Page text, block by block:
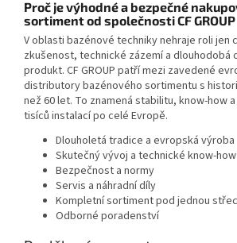
Proč je výhodné a bezpečné
sortiment od společnosti CF GROUP
V oblasti bazénové techniky nehraje roli jen
zkušenost, technické zázemí a dlouhodobá
produkt. CF GROUP patří mezi zavedené
distributory bazénového sortimentu s
než 60 let. To znamená stabilitu, know-how
tisíců instalací po celé Evropě.
Dlouholetá tradice a evropská výroba
Skutečný vývoj a technické know-how
Bezpečnost a normy
Servis a náhradní díly
Kompletní sortiment pod jednou
Odborné poradenství